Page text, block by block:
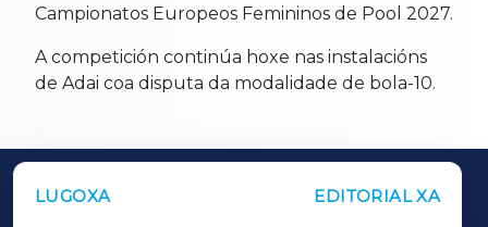
Campionatos Europeos Femininos de Pool 2027.
A competición continúa hoxe nas instalacións
de Adai coa disputa da modalidade de bola-10.
LUGOXA EDITORIAL XA
OUTROS PERIÓDICOS